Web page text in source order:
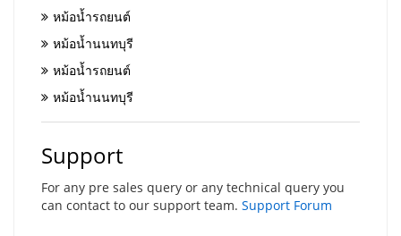
หม้อน้ำรถยนต์
หม้อน้ำนนทบุรี
หม้อน้ำรถยนต์
หม้อน้ำนนทบุรี
Support
For any pre sales query or any technical query you
can contact to our support team. Support Forum